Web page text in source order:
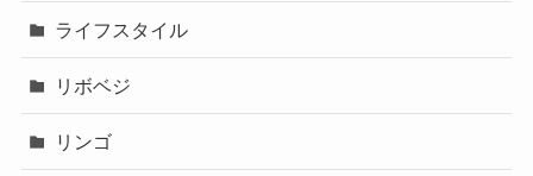
ライフスタイル
リボベジ
リンゴ